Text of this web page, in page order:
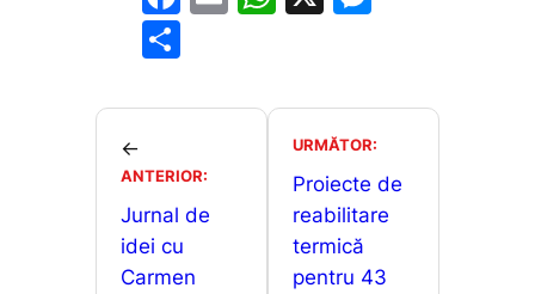
e
o
o
k
l
s
A
p
p
s
e
n
g
er
ta
a
z
ă
←
ANTERIOR:
Jurnal de
idei cu
Carmen
URMĂTOR:
Proiecte de
reabilitare
termică
pentru 43